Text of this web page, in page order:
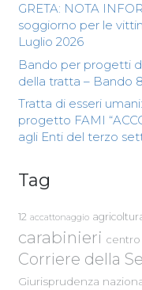
GRETA: NOTA
soggiorno per le
Luglio 2026
Bando per progetti
della tratta – Bando
Tratta di esseri
progetto FAMI
agli Enti del terzo
Tag
12 accattonaggio
carabinieri centro
Corriere della
Giurisprudenza